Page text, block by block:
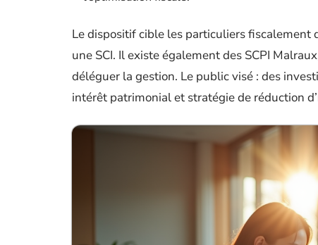
Le dispositif cible les particuliers fiscalement
une SCI. Il existe également des SCPI
déléguer la gestion. Le public visé : des
intérêt patrimonial et stratégie de réduction